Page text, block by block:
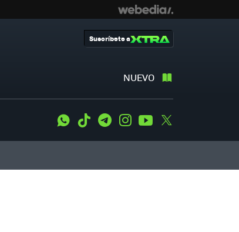
NUEVO
Suscríbete a
WhatsApp
Tiktok TelegramInstagramYoutube